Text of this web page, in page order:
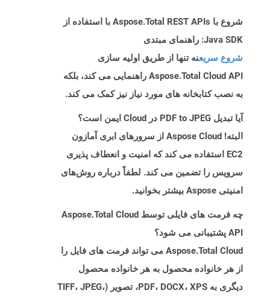
شروع با Aspose.Total REST APIs با استفاده از
Java SDK: راهنمای مبتدی
شروع سریعنه تنها از طریق اولیه سازی
Aspose.Total Cloud API راهنمایی می کند، بلکه
به نصب کتابخانه های مورد نیاز نیز کمک می کند.
آیا تبدیل PDF to JPEG در Cloud ایمن است؟
البته! Aspose Cloud از سرورهای ابری آمازون
EC2 استفاده می کند که امنیت و انعطاف پذیری
سرویس را تضمین می کند. لطفاً درباره روش‌های
امنیتی Aspose بیشتر بخوانید.
چه فرمت های فایلی توسط Aspose.Total Cloud
API پشتیبانی می شود؟
Aspose.Total Cloud می تواند فرمت های فایل را
از هر خانواده محصول به هر خانواده محصول
دیگری به PDF، DOCX، XPS، تصویر (TIFF، JPEG،